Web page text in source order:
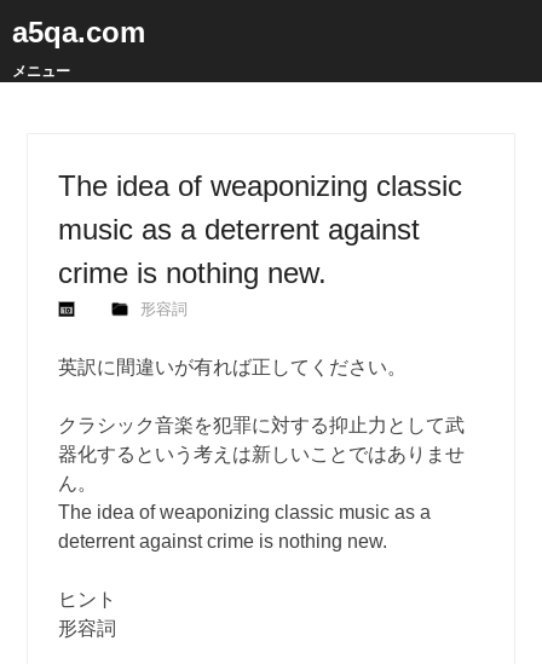
a5qa.com
メニュー
The idea of weaponizing classic
music as a deterrent against
crime is nothing new.
形容詞
英訳に間違いが有れば正してください。
クラシック音楽を犯罪に対する抑止力として武
器化するという考えは新しいことではありませ
ん。
The idea of weaponizing classic music as a
deterrent against crime is nothing new.
ヒント
形容詞